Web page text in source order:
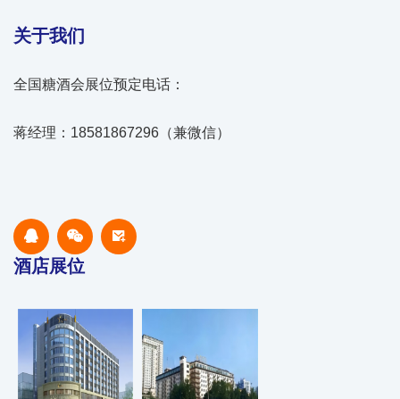
关于我们
全国糖酒会展位预定电话：
蒋经理：18581867296（兼微信）
酒店展位